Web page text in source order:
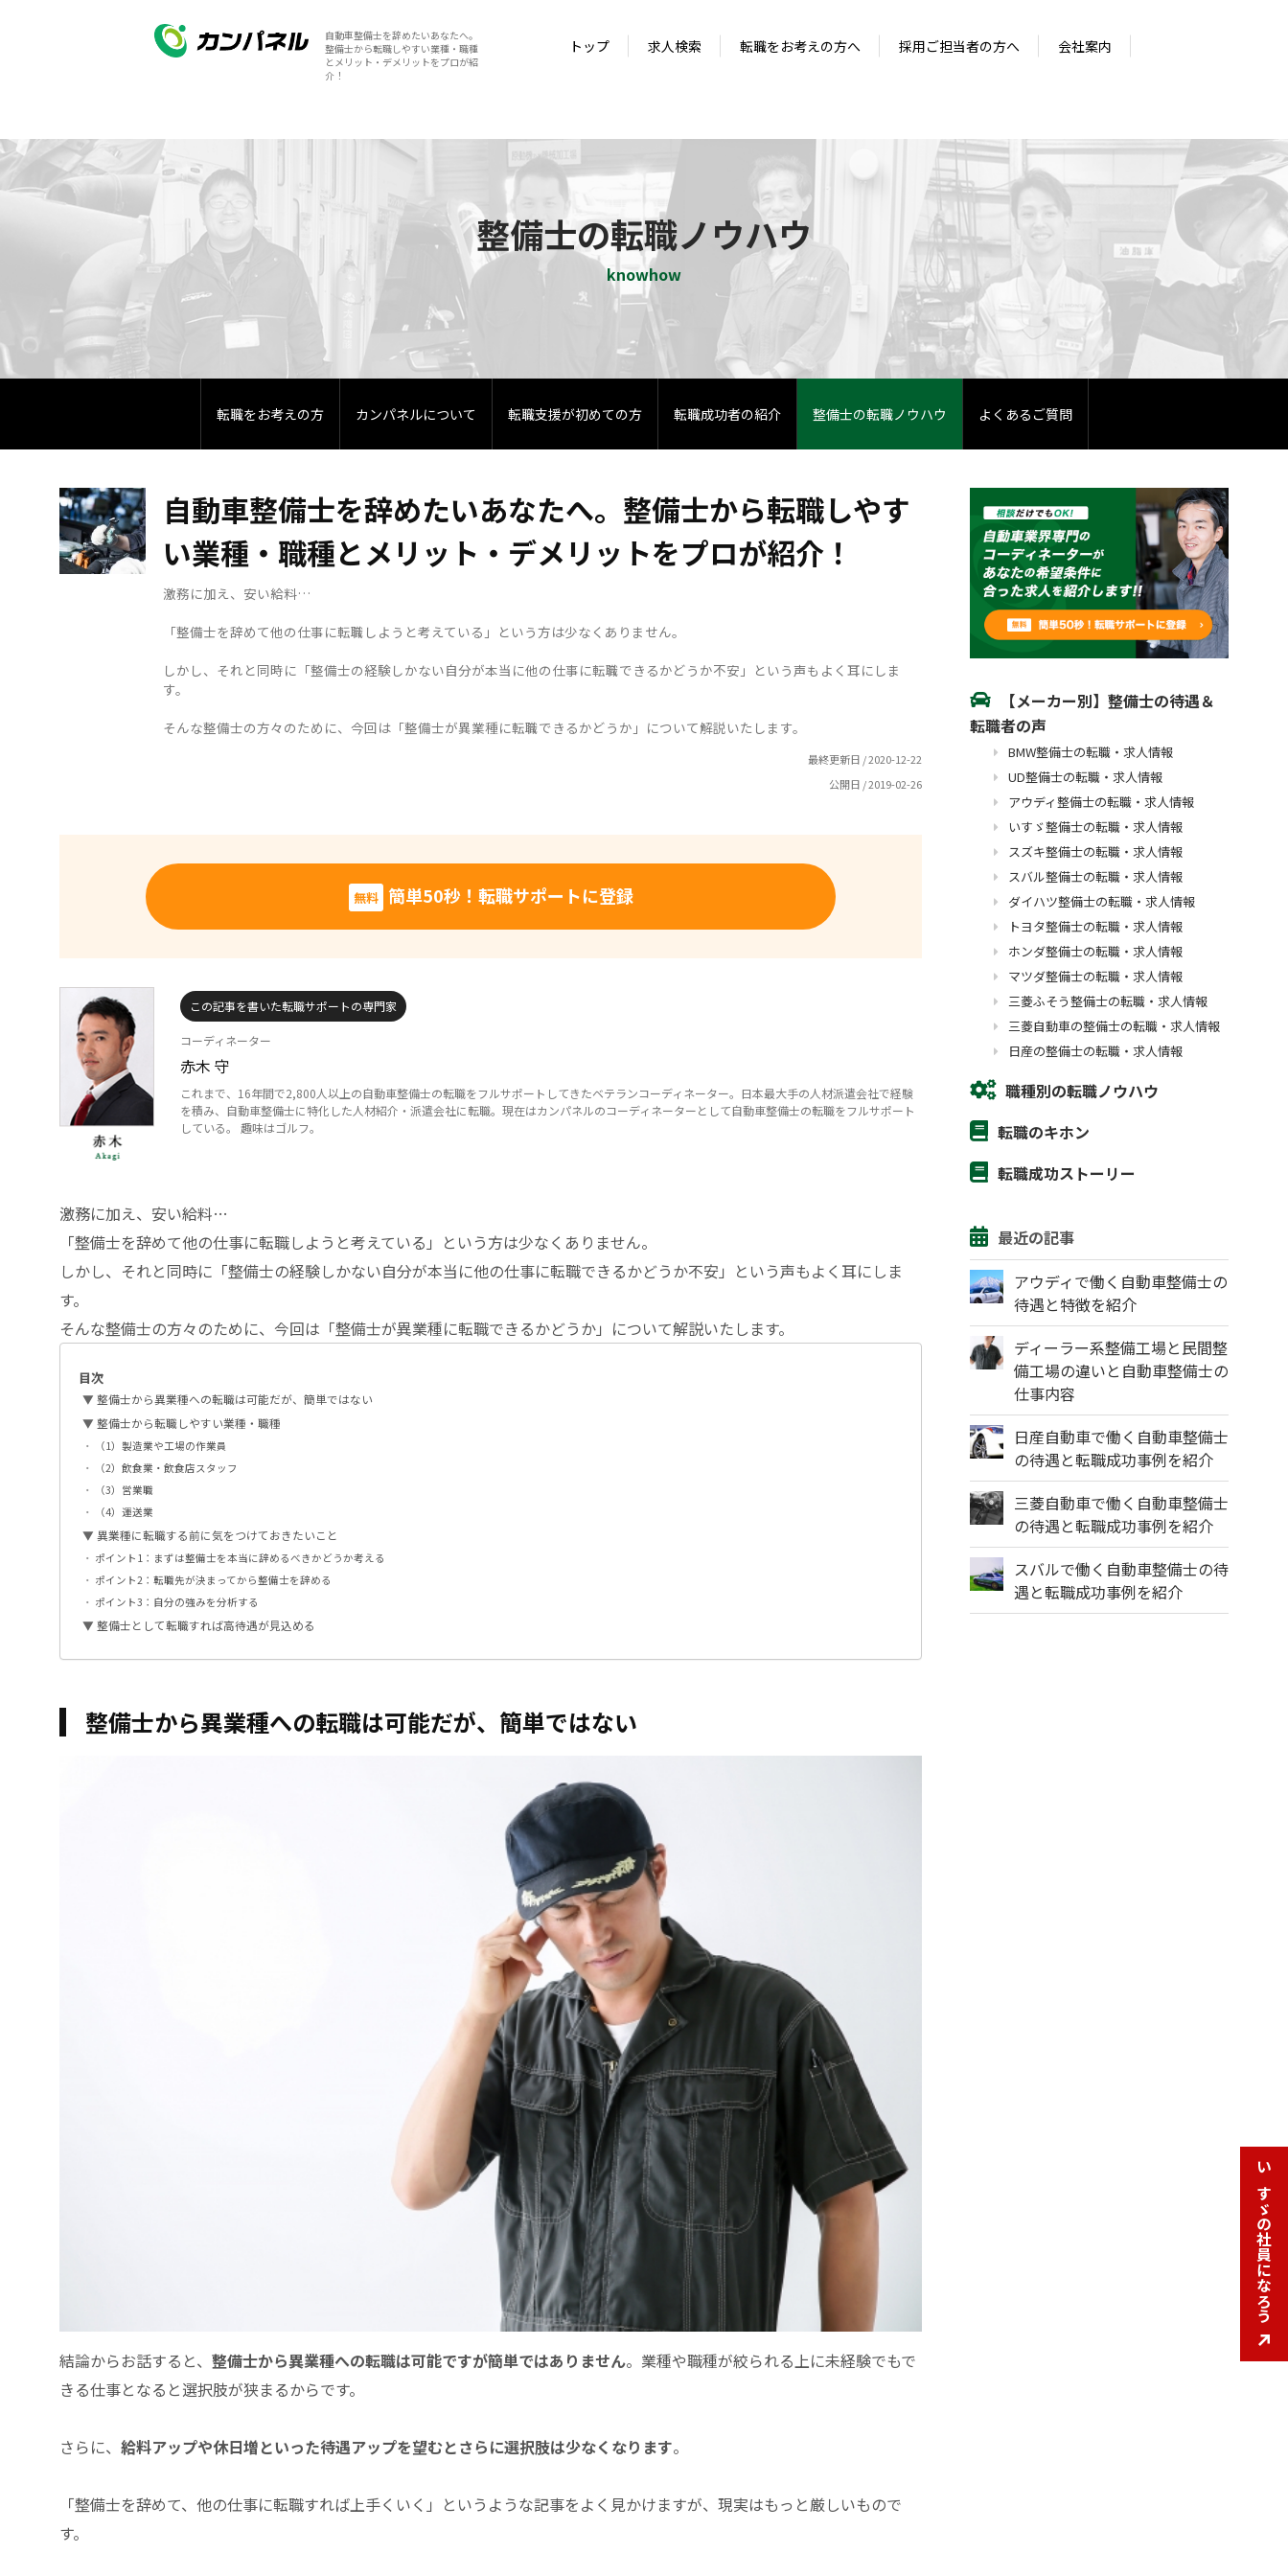
自動車整備士を辞めたいあなたへ。
整備士から転職しやすい業種・職種
とメリット・デメリットをプロが紹
介！
トップ 求人検索 転職をお考えの方へ 採用ご担当者の方へ 会社案内
いすゞの社員になろう
いすゞの社員になろう
自動車整備士を辞めたいあなたへ。整備士から転職しやすい業種・職種とメリット・デメリットをプロが紹介！
整備士の転職ノウハウ
knowhow
転職をお考えの方 カンパネルについて 転職支援が初めての方 転職成功者の紹介 整備士の転職ノウハウ よくあるご質問
自動車整備士を辞めたいあなたへ。整備士から転職しやす
い業種・職種とメリット・デメリットをプロが紹介！
激務に加え、安い給料…
「整備士を辞めて他の仕事に転職しようと考えている」という方は少なくありません。
しかし、それと同時に「整備士の経験しかない自分が本当に他の仕事に転職できるかどうか不安」という声もよく耳にしま
す。
そんな整備士の方々のために、今回は「整備士が異業種に転職できるかどうか」について解説いたします。
最終更新日 /2020-12-22
公開日 /2019-02-26
無料 簡単50秒！転職サポートに登録
この記事を書いた転職サポートの専門家
コーディネーター
赤木 守
これまで、16年間で2,800人以上の自動車整備士の転職をフルサポートしてきたベテランコーディネーター。日本最大手の人材派遣会社で経験
を積み、自動車整備士に特化した人材紹介・派遣会社に転職。現在はカンパネルのコーディネーターとして自動車整備士の転職をフルサポート
している。 趣味はゴルフ。
激務に加え、安い給料…
「整備士を辞めて他の仕事に転職しようと考えている」という方は少なくありません。
しかし、それと同時に「整備士の経験しかない自分が本当に他の仕事に転職できるかどうか不安」という声もよく耳にしま
す。
そんな整備士の方々のために、今回は「整備士が異業種に転職できるかどうか」について解説いたします。
目次
整備士から異業種への転職は可能だが、簡単ではない
整備士から転職しやすい業種・職種
（1）製造業や工場の作業員
（2）飲食業・飲食店スタッフ
（3）営業職
（4）運送業
異業種に転職する前に気をつけておきたいこと
ポイント1：まずは整備士を本当に辞めるべきかどうか考える
ポイント2：転職先が決まってから整備士を辞める
ポイント3：自分の強みを分析する
整備士として転職すれば高待遇が見込める
整備士から異業種への転職は可能だが、簡単ではない
結論からお話すると、 整備士から異業種への転職は可能ですが簡単ではありません。業種や職種が絞られる上に未経験でもで
きる仕事となると選択肢が狭まるからです。
さらに、 給料アップや休日増といった待遇アップを望むとさらに選択肢は少なくなります。
「整備士を辞めて、他の仕事に転職すれば上手くいく」というような記事をよく見かけますが、現実はもっと厳しいもので
す。
【メーカー別】整備士の待遇＆
転職者の声
BMW整備士の転職・求人情報
UD整備士の転職・求人情報
アウディ整備士の転職・求人情報
いすゞ整備士の転職・求人情報
スズキ整備士の転職・求人情報
スバル整備士の転職・求人情報
ダイハツ整備士の転職・求人情報
トヨタ整備士の転職・求人情報
ホンダ整備士の転職・求人情報
マツダ整備士の転職・求人情報
三菱ふそう整備士の転職・求人情報
三菱自動車の整備士の転職・求人情報
日産の整備士の転職・求人情報
職種別の転職ノウハウ
転職のキホン
転職成功ストーリー
最近の記事
アウディで働く自動車整備士の
待遇と特徴を紹介
ディーラー系整備工場と民間整
備工場の違いと自動車整備士の
仕事内容
日産自動車で働く自動車整備士
の待遇と転職成功事例を紹介
三菱自動車で働く自動車整備士
の待遇と転職成功事例を紹介
スバルで働く自動車整備士の待
遇と転職成功事例を紹介